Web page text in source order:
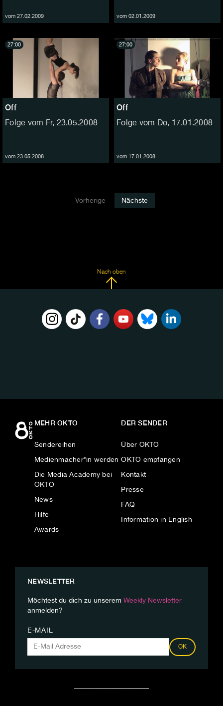
vom 27.02.2009 vom 02.01.2009
Off
Folge vom Fr, 23.05.2008
vom 23.05.2008
27:00
Off
Folge vom Do, 17.01.2008
vom 17.01.2008
27:00
Vorherige Nächste
Nach oben
MEHR OKTO
Sendereihen
Medienmacher*in werden
Die Media Academy bei
OKTO
News
Hilfe
Awards
DER SENDER
Über OKTO
OKTO empfangen
Kontakt
Presse
FAQ
Information in English
NEWSLETTER
Möchtest du dich zu unserem Weekly Newsletter
anmelden?
E-MAIL
OK